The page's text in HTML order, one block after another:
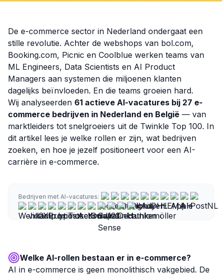
De e-commerce sector in Nederland ondergaat een
stille revolutie. Achter de webshops van bol.com,
Booking.com, Picnic en Coolblue werken teams van
ML Engineers, Data Scientists en AI Product
Managers aan systemen die miljoenen klanten
dagelijks beïnvloeden. En die teams groeien hard.
Wij analyseerden 61 actieve AI-vacatures bij 27 e-
commerce bedrijven in Nederland en België — van
marktleiders tot snelgroeiers uit de Twinkle Top 100. In
dit artikel lees je welke rollen er zijn, wat bedrijven
zoeken, en hoe je jezelf positioneert voor een AI-
carrière in e-commerce.
Bedrijven met AI-vacatures:
Welke AI-rollen bestaan er in e-commerce?
AI in e-commerce is geen monolithisch vakgebied. De